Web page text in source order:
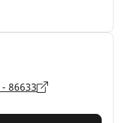
- 86633